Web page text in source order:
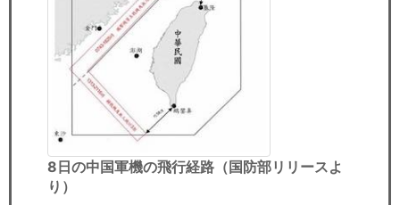
8日の中国軍機の飛行経路（国防部リリースよ
り）